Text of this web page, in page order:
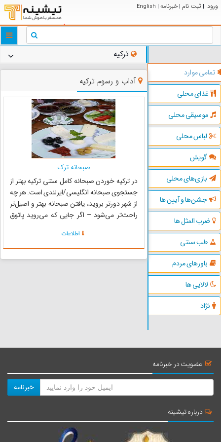
ورود | ثبت نام | خبرنامه |
English
تمامی موارد
غذای محلی
موسیقی محلی
لباس محلی
گویش
بازی‌های محلی
جشن‌ها و آیین ها
ضرب المثل ها
طب سنتی
باورهای مردم
لالایی ها
نژاد
ترکیه
آداب و رسوم ترکیه
صبحانه ترک
در ترکیه خوردن صبحانه کامل سنتی ترکیه بهتر از
جستجوی صبحانه انگلیسی/ایرلندی است. هر چه
از شهر دورتر بروید، یافتن صبحانه بهتر و اصیل‌تر
راحت‌تر می‌شود – اگر جایی که می‌روید پاتوق
عالی و کامل ترک شامل نان تازه، زیتون، پنیر، خامه،
چای ترک، گوزل...
اطلاعات
عضویت در خبرنامه
خبرنامه
درباره تیشینه